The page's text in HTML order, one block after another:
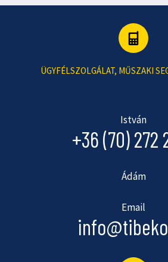
ÜGYFÉLSZOLGÁLAT, MŰSZAKI
István
+36 (70) 272
Ádám
Email